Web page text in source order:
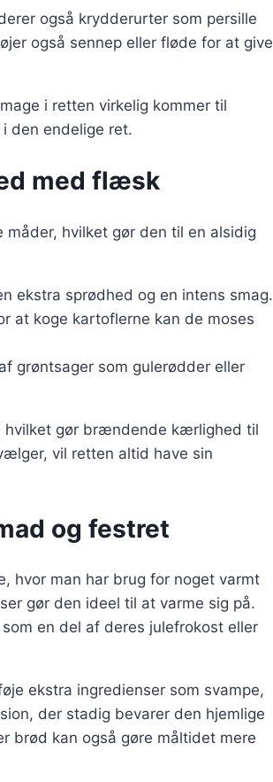
også krydderurter som persille
også sennep eller fløde for at give
i retten virkelig kommer til
den endelige ret.
med flæsk
hvilket gør den til en alsidig
ekstra sprødhed og en intens smag.
at koge kartoflerne kan de moses
grøntsager som gulerødder eller
hvilket gør brændende kærlighed til
vil retten altid have sin
og festret
hvor man har brug for noget varmt
gør den ideel til at varme sig på.
en del af deres julefrokost eller
ekstra ingredienser som svampe,
der stadig bevarer den hjemlige
brød kan også gøre måltidet mere